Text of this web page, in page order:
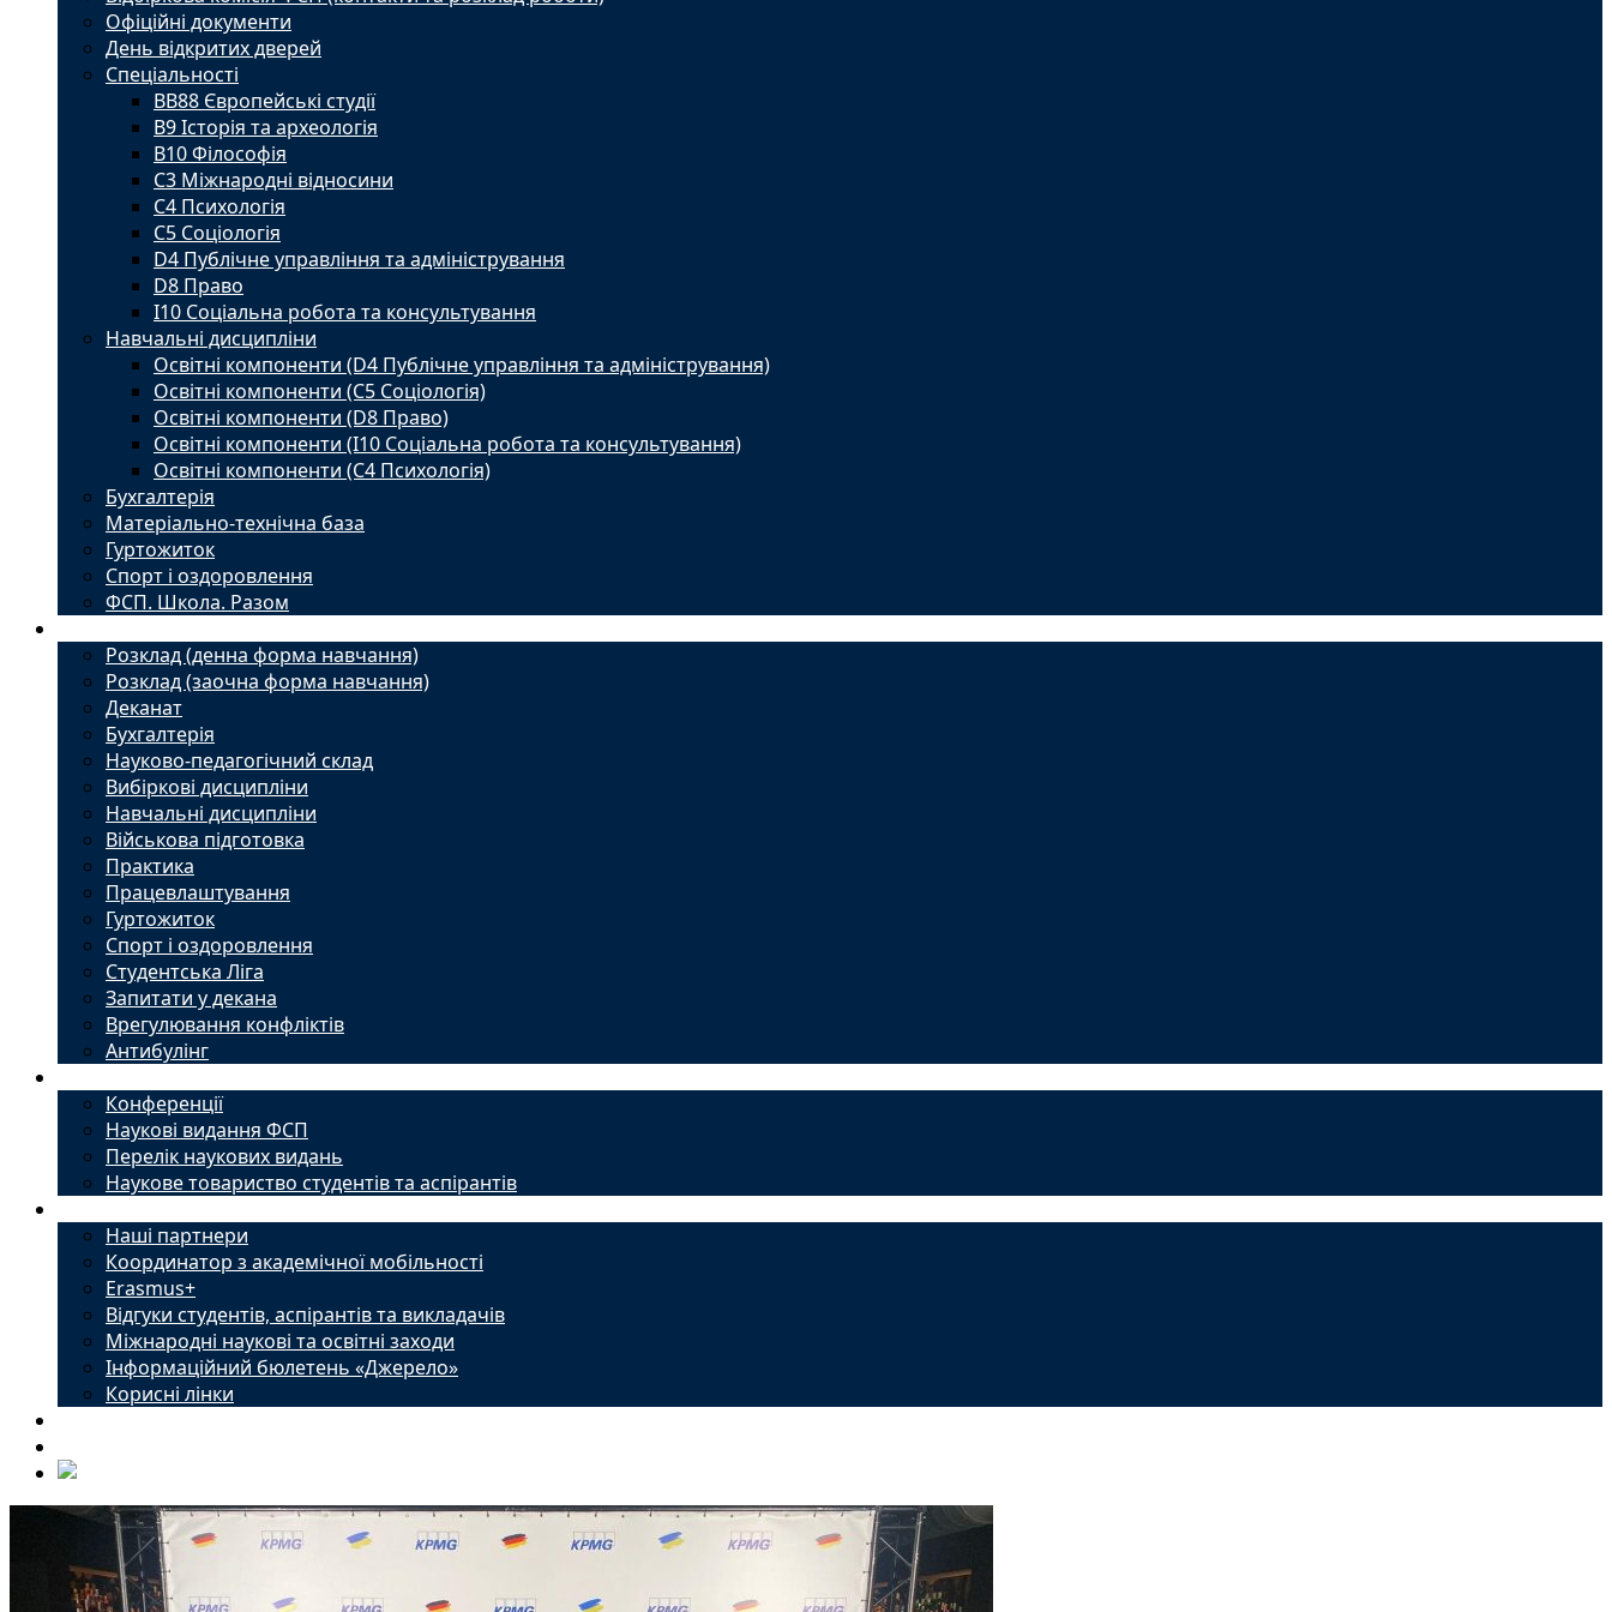
Офіційні документи
День відкритих дверей
Спеціальності
BВ88 Європейські студії
B9 Історія та археологія
B10 Філософія
C3 Міжнародні відносини
C4 Психологія
С5 Соціологія
D4 Публічне управління та адміністрування
D8 Право
I10 Соціальна робота та консультування
Навчальні дисципліни
Освітні компоненти (D4 Публічне управління та адміністрування)
Освітні компоненти (С5 Соціологія)
Освітні компоненти (D8 Право)
Освітні компоненти (I10 Соціальна робота та консультування)
Освітні компоненти (С4 Психологія)
Бухгалтерія
Матеріально-технічна база
Гуртожиток
Спорт і оздоровлення
ФСП. Школа. Разом
Розклад (денна форма навчання)
Розклад (заочна форма навчання)
Деканат
Бухгалтерія
Науково-педагогічний склад
Вибіркові дисципліни
Навчальні дисципліни
Військова підготовка
Практика
Працевлаштування
Гуртожиток
Спорт і оздоровлення
Студентська Ліга
Запитати у декана
Врегулювання конфліктів
Антибулінг
Конференції
Наукові видання ФСП
Перелік наукових видань
Наукове товариство студентів та аспірантів
Наші партнери
Координатор з академічної мобільності
Erasmus+
Відгуки студентів, аспірантів та викладачів
Міжнародні наукові та освітні заходи
Інформаційний бюлетень «Джерело»
Корисні лінки